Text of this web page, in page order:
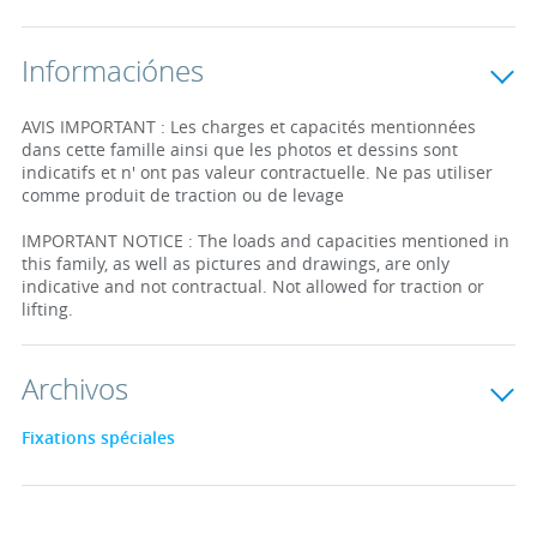
Informaciónes
AVIS IMPORTANT : Les charges et capacités mentionnées
dans cette famille ainsi que les photos et dessins sont
indicatifs et n' ont pas valeur contractuelle. Ne pas utiliser
comme produit de traction ou de levage
IMPORTANT NOTICE : The loads and capacities mentioned in
this family, as well as pictures and drawings, are only
indicative and not contractual. Not allowed for traction or
lifting.
Archivos
Fixations spéciales